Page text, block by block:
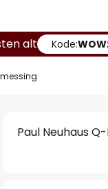
alt Kode:
Paul Neuhaus